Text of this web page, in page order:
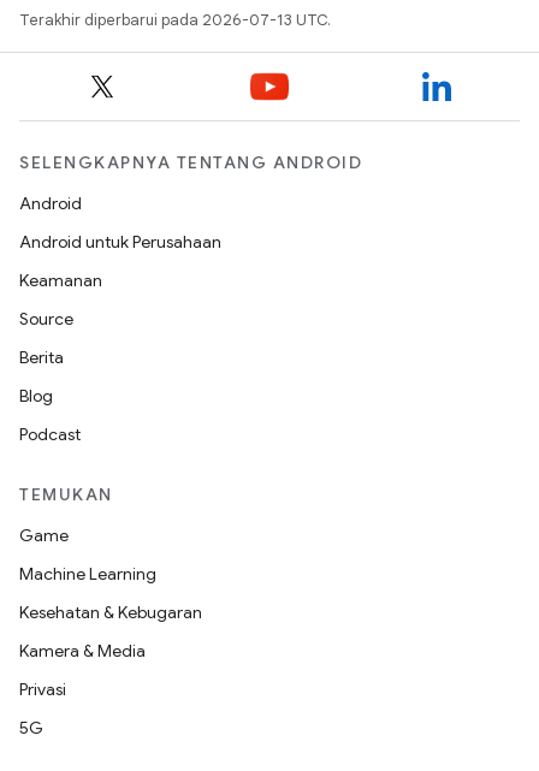
Terakhir diperbarui pada 2026-07-13 UTC.
SELENGKAPNYA TENTANG ANDROID
Android
Android untuk Perusahaan
Keamanan
Source
Berita
Blog
Podcast
TEMUKAN
Game
Machine Learning
Kesehatan & Kebugaran
Kamera & Media
Privasi
5G